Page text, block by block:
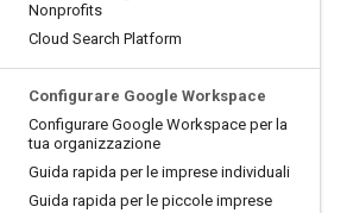
Nonprofits
Cloud Search Platform
Configurare Google Workspace
Configurare Google Workspace per la
tua organizzazione
Guida rapida per le imprese individuali
Guida rapida per le piccole imprese